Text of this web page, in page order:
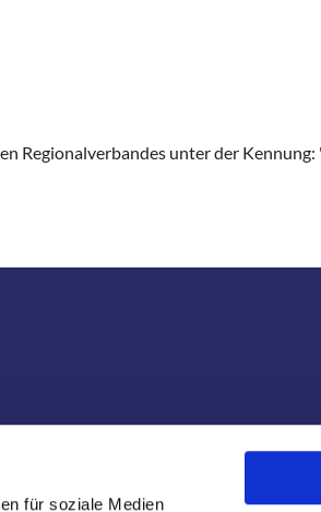
für soziale Medien
Regionalverbandes unter der